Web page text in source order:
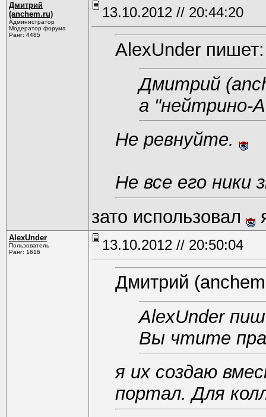
Дмитрий
(anchem.ru)
Администратор
Модератор форума
Ранг: 4485
13.10.2012 // 20:44:20
AlexUnder пишет:
Дмитрий
а "нейтрино-
Не ревнуйте.
Не все его ники
зато использовал
AlexUnder
Пользователь
Ранг: 1616
13.10.2012 // 20:50:04
Дмитрий
AlexUnder
Вы чтите
я их создаю
портал. Для